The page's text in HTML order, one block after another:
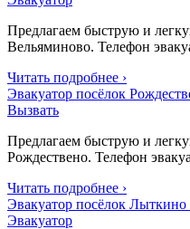
Предлагаем быструю и
Вельяминово. Телефон
Читать подробнее ›
Эвакуатор посёлок
Вызвать
Предлагаем быструю и
Рождествено. Телефон
Читать подробнее ›
Эвакуатор посёлок Лыткино
Эвакуатор